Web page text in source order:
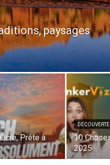
paysages
Prête à
DÉCOUVERTE
10
2025